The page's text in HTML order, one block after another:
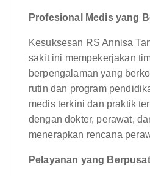
Profesional Medis yang
Kesuksesan RS Annisa
sakit ini mempekerjakan
berpengalaman yang
rutin dan program
medis terkini dan praktik
dengan dokter, perawat,
menerapkan rencana
Pelayanan yang